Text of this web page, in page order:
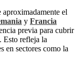
aproximadamente el
y Francia
previa para cubrir
Esto refleja la
en sectores como la